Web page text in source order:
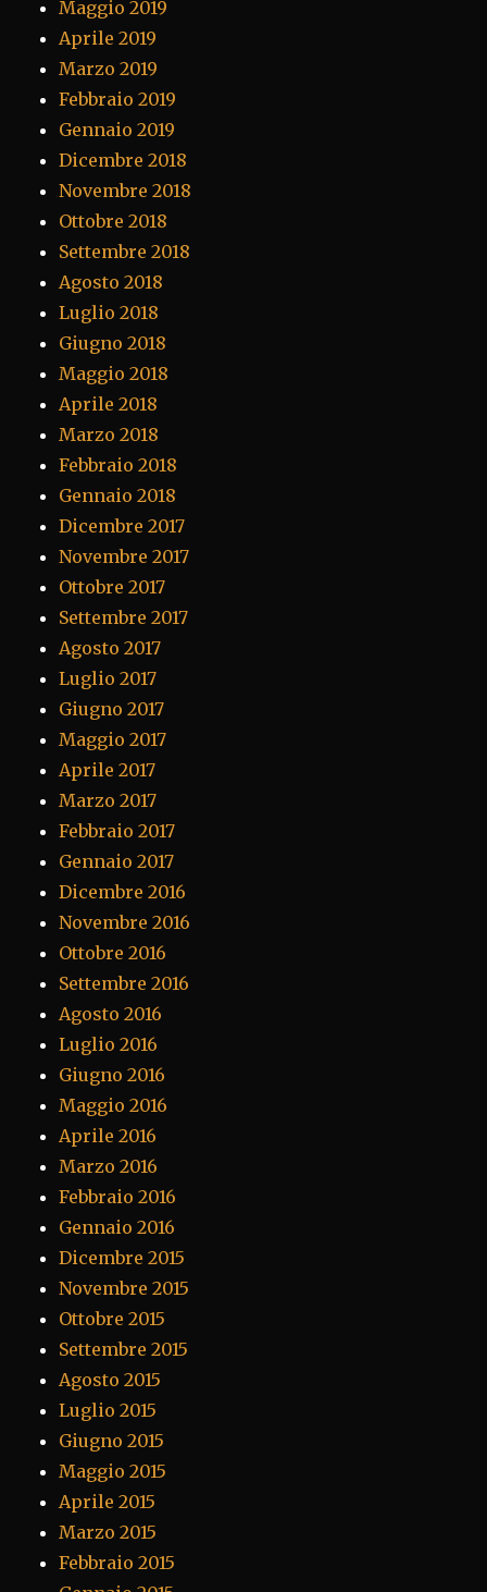
Maggio 2019
Aprile 2019
Marzo 2019
Febbraio 2019
Gennaio 2019
Dicembre 2018
Novembre 2018
Ottobre 2018
Settembre 2018
Agosto 2018
Luglio 2018
Giugno 2018
Maggio 2018
Aprile 2018
Marzo 2018
Febbraio 2018
Gennaio 2018
Dicembre 2017
Novembre 2017
Ottobre 2017
Settembre 2017
Agosto 2017
Luglio 2017
Giugno 2017
Maggio 2017
Aprile 2017
Marzo 2017
Febbraio 2017
Gennaio 2017
Dicembre 2016
Novembre 2016
Ottobre 2016
Settembre 2016
Agosto 2016
Luglio 2016
Giugno 2016
Maggio 2016
Aprile 2016
Marzo 2016
Febbraio 2016
Gennaio 2016
Dicembre 2015
Novembre 2015
Ottobre 2015
Settembre 2015
Agosto 2015
Luglio 2015
Giugno 2015
Maggio 2015
Aprile 2015
Marzo 2015
Febbraio 2015